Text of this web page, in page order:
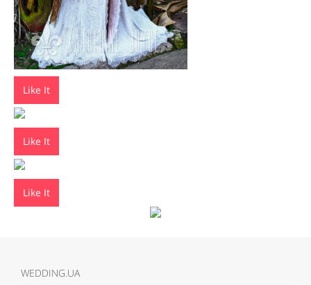
Like It
Like It
Like It
WEDDING.UA